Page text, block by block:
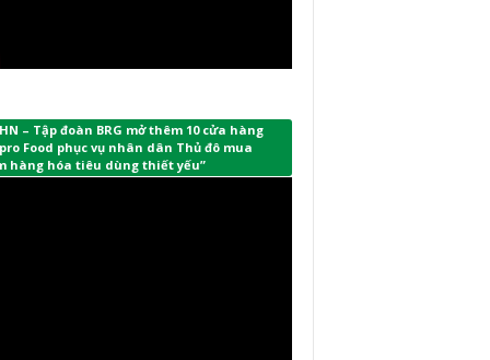
– Tập đoàn BRG mở thêm 10 cửa hàng
Food phục vụ nhân dân Thủ đô mua
hàng hóa tiêu dùng thiết yếu”